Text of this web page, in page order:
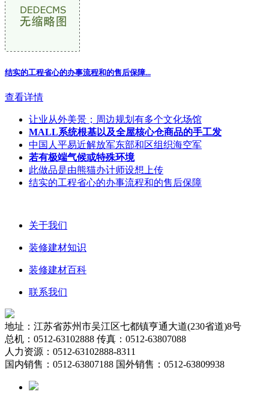
结实的工程省心的办事流程和的售后保障...
查看详情
让业从外美景；周边规划有多个文化场馆
MALL系统根基以及全屋核心仓商品的手工发
中国人平易近解放军东部和区组织海空军
若有极端气候或特殊环境
此做品是由熊猫办计师设想上传
结实的工程省心的办事流程和的售后保障
关于我们
装修建材知识
装修建材百科
联系我们
地址：江苏省苏州市吴江区七都镇亨通大道(230省道)8号
总机：0512-63102888 传真：0512-63807088
人力资源：0512-63102888-8311
国内销售：0512-63807188 国外销售：0512-63809938